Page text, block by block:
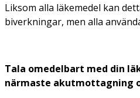
Liksom alla läkemedel kan
biverkningar, men alla
Tala omedelbart med din
närmaste akutmottagning